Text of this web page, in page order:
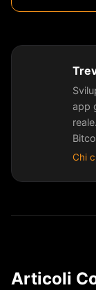
app
Chi
Articoli